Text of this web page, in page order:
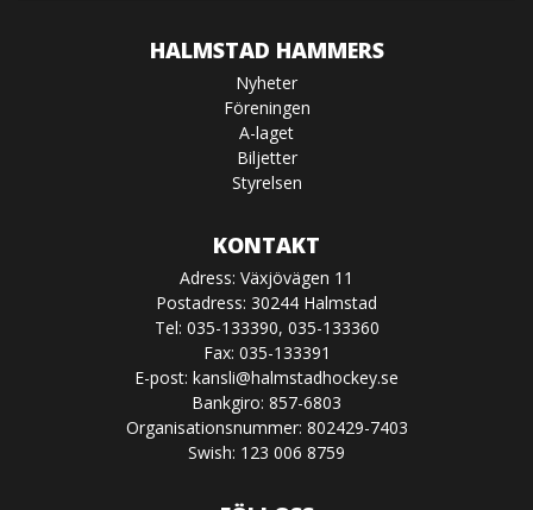
HALMSTAD HAMMERS
Nyheter
Föreningen
A-laget
Biljetter
Styrelsen
KONTAKT
Adress: Växjövägen 11
Postadress: 30244 Halmstad
Tel: 035-133390, 035-133360
Fax: 035-133391
E-post: kansli@halmstadhockey.se
Bankgiro: 857-6803
Organisationsnummer: 802429-7403
Swish: 123 006 8759